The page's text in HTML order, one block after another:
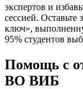
экспертов и
сессией.
ключ»,
95% студентов
Помощь с
ВО ВИБ